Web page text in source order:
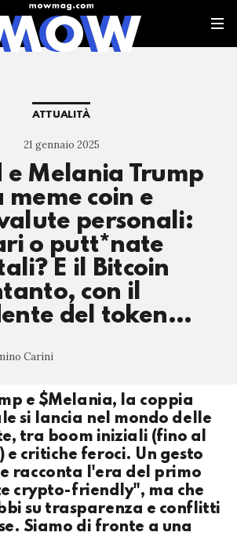
ATTUALITÀ
21 gennaio 2025
e Melania Trump
meme coin e
personali:
o putt*nate
E il Bitcoin
con il
del token…
Carini
e $Melania, la coppia
si lancia nel mondo delle
tra boom iniziali (fino al
e critiche feroci. Un gesto
racconta l'era del primo
crypto-friendly", ma che
su trasparenza e conflitti
Siamo di fronte a una